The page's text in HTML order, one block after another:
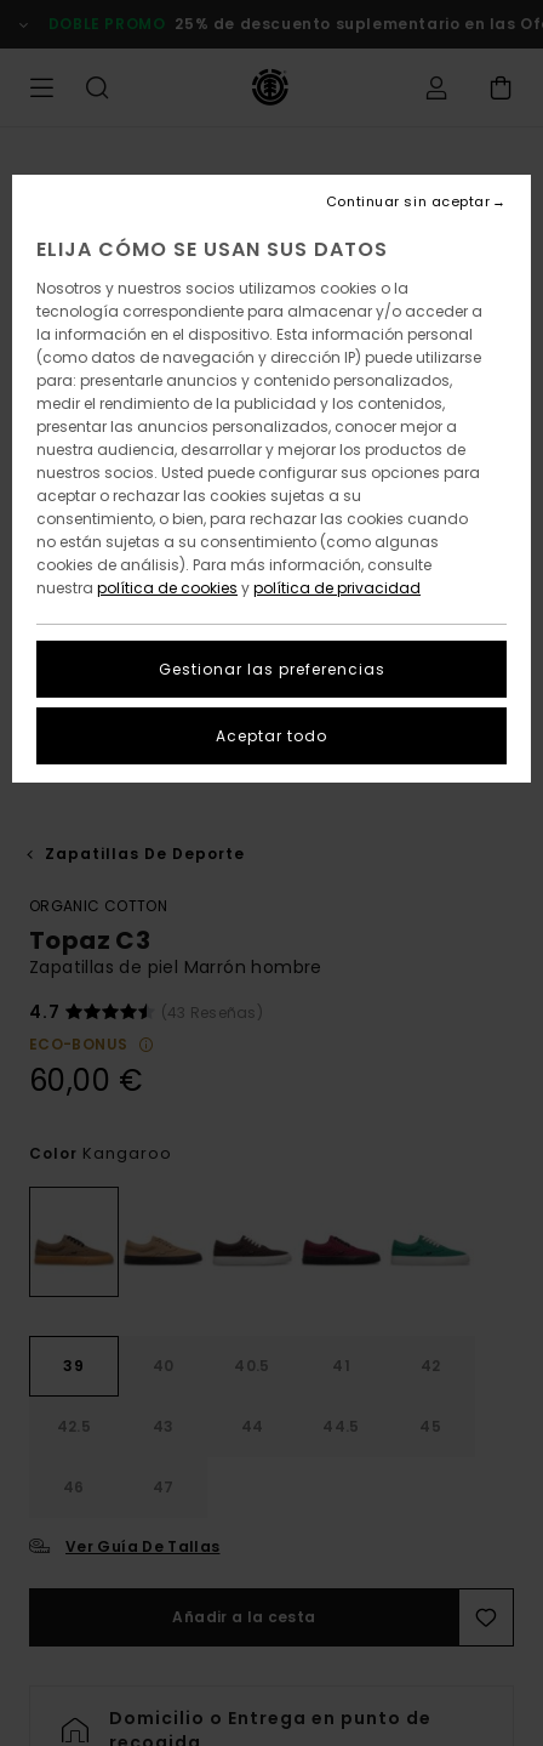
la
DOBLE PROMO 25% de descuento suplementario en las Ofertas
Zapatillas De Deporte
ORGANIC COTTON
Topaz C3
Zapatillas de piel Marrón hombre
4.7
(43 Reseñas)
ECO-BONUS
60,00 €
Color Kangaroo
39 40 40.5 41 42
42.5 43 44 44.5 45
46 47
Ver Guía De Tallas
Añadir a la cesta
Domicilio o Entrega en punto de
ELIJA CÓMO SE USAN SUS DATOS
Nosotros y nuestros socios utilizamos cookies o la
tecnología correspondiente para almacenar y/o acceder a
la información en el dispositivo. Esta información personal
(como datos de navegación y dirección IP) puede utilizarse
para: presentarle anuncios y contenido personalizados,
medir el rendimiento de la publicidad y los contenidos,
presentar las anuncios personalizados, conocer mejor a
nuestra audiencia, desarrollar y mejorar los productos de
nuestros socios. Usted puede configurar sus opciones para
aceptar o rechazar las cookies sujetas a su
consentimiento, o bien, para rechazar las cookies cuando
no están sujetas a su consentimiento (como algunas
cookies de análisis). Para más información, consulte
nuestra política de cookies ypolítica de privacidad
Gestionar las preferencias
Continuar sin aceptar
Aceptar todo